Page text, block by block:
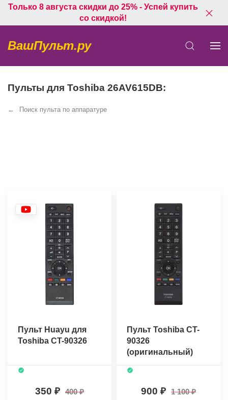
Только 8 августа скидки до 25% - Успей купить
со скидкой!
ВашПульт.ру
Пульты для Toshiba 26AV615DB:
Поиск пульта по аппаратуре
Пульт Huayu для
Toshiba CT-90326
350 400
Пульт Toshiba CT-
90326
(оригинальный)
900 1 100